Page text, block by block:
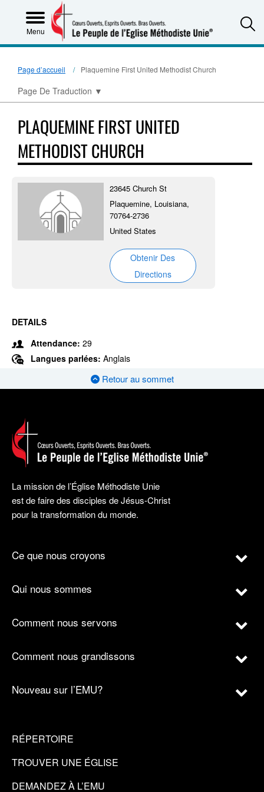
Menu
Page d’accueil Plaquemine First United Methodist Church
Page De Traduction ▼
PLAQUEMINE FIRST UNITED
METHODIST CHURCH
23645 Church St
Plaquemine, Louisiana,
70764-2736
United States
Obtenir Des
Directions
DETAILS
Attendance: 29
Langues parlées: Anglais
Retour au sommet
La mission de l’Église Méthodiste Unie
est de faire des disciples de Jésus-Christ
pour la transformation du monde.
Ce que nous croyons
Qui nous sommes
Comment nous servons
Comment nous grandissons
Nouveau sur l’EMU?
RÉPERTOIRE
TROUVER UNE ÉGLISE
DEMANDEZ À L’EMU